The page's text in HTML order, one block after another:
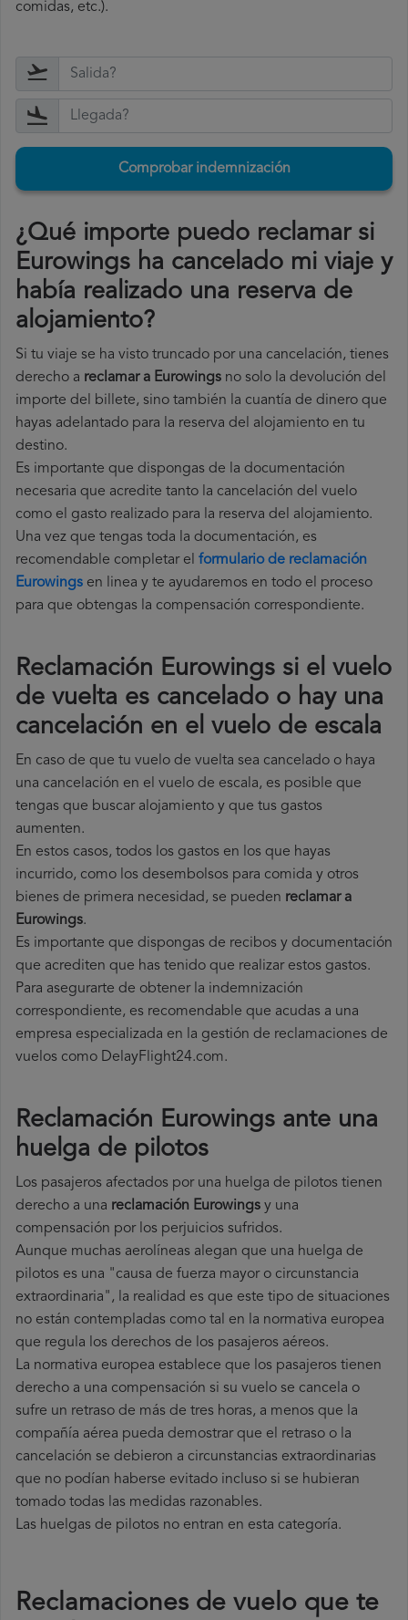
comidas, etc.).
Comprobar indemnización
¿Qué importe puedo reclamar si
Eurowings ha cancelado mi viaje y
había realizado una reserva de
alojamiento?
Si tu viaje se ha visto truncado por una cancelación, tienes
derecho a reclamar a Eurowings no solo la devolución del
importe del billete, sino también la cuantía de dinero que
hayas adelantado para la reserva del alojamiento en tu
destino.
Es importante que dispongas de la documentación
necesaria que acredite tanto la cancelación del vuelo
como el gasto realizado para la reserva del alojamiento.
Una vez que tengas toda la documentación, es
recomendable completar el formulario de reclamación
Eurowings en linea y te ayudaremos en todo el proceso
para que obtengas la compensación correspondiente.
Reclamación Eurowings si el vuelo
de vuelta es cancelado o hay una
cancelación en el vuelo de escala
En caso de que tu vuelo de vuelta sea cancelado o haya
una cancelación en el vuelo de escala, es posible que
tengas que buscar alojamiento y que tus gastos
aumenten.
En estos casos, todos los gastos en los que hayas
incurrido, como los desembolsos para comida y otros
bienes de primera necesidad, se pueden reclamar a
Eurowings.
Es importante que dispongas de recibos y documentación
que acrediten que has tenido que realizar estos gastos.
Para asegurarte de obtener la indemnización
correspondiente, es recomendable que acudas a una
empresa especializada en la gestión de reclamaciones de
vuelos como DelayFlight24.com.
Reclamación Eurowings ante una
huelga de pilotos
Los pasajeros afectados por una huelga de pilotos tienen
derecho a una reclamación Eurowings y una
compensación por los perjuicios sufridos.
Aunque muchas aerolíneas alegan que una huelga de
pilotos es una "causa de fuerza mayor o circunstancia
extraordinaria", la realidad es que este tipo de situaciones
no están contempladas como tal en la normativa europea
que regula los derechos de los pasajeros aéreos.
La normativa europea establece que los pasajeros tienen
derecho a una compensación si su vuelo se cancela o
sufre un retraso de más de tres horas, a menos que la
compañía aérea pueda demostrar que el retraso o la
cancelación se debieron a circunstancias extraordinarias
que no podían haberse evitado incluso si se hubieran
tomado todas las medidas razonables.
Las huelgas de pilotos no entran en esta categoría.
Reclamaciones de vuelo que te